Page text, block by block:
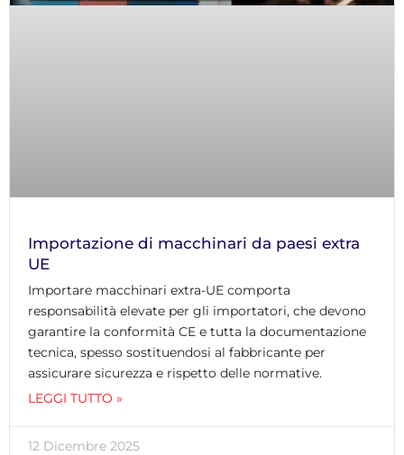
Importazione di macchinari da paesi extra
UE
Importare macchinari extra-UE comporta
responsabilità elevate per gli importatori, che devono
garantire la conformità CE e tutta la documentazione
tecnica, spesso sostituendosi al fabbricante per
assicurare sicurezza e rispetto delle normative.
LEGGI TUTTO »
12 Dicembre 2025